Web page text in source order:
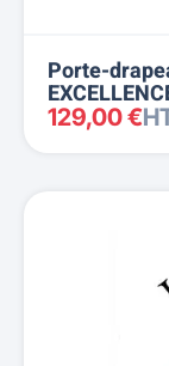
Porte-
129,00 €